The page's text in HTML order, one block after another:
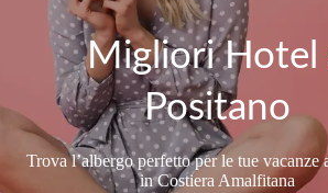
Migliori Hotel
Positano
Trova l’albergo perfetto per le tue vacanze
in Costiera Amalfitana